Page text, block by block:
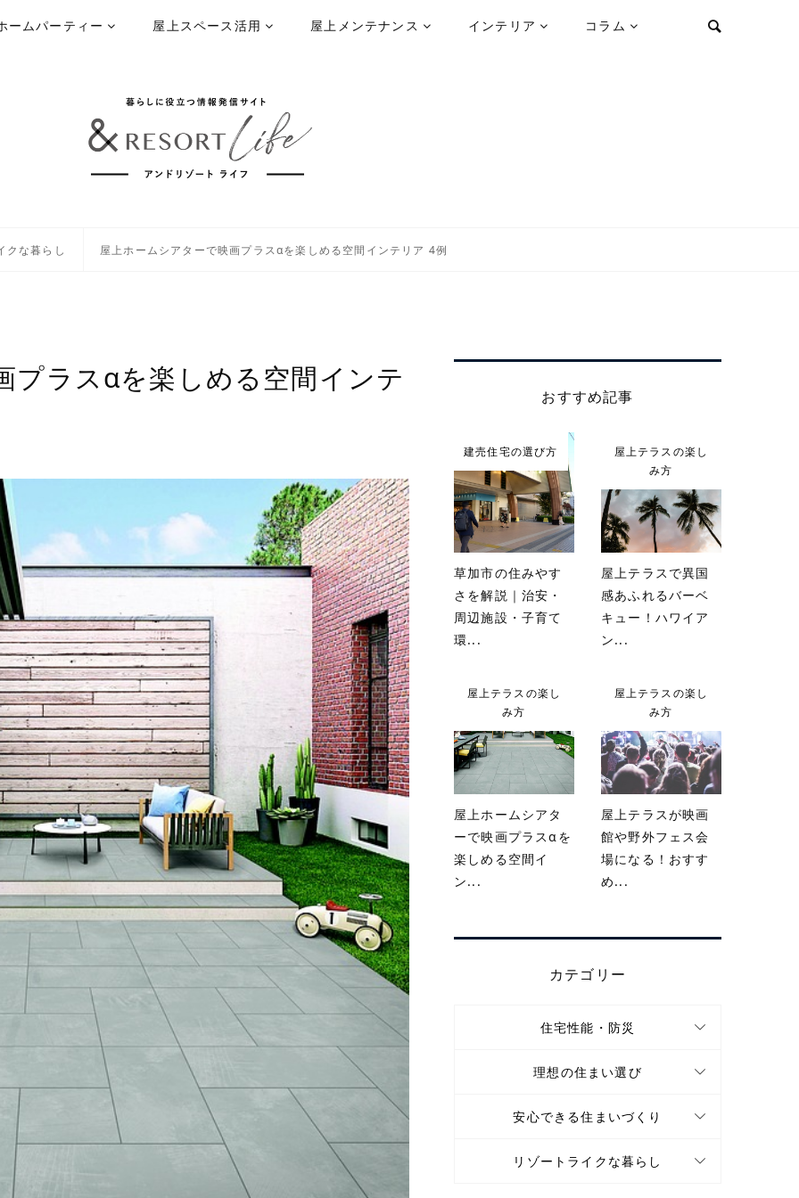
ームパーティー 屋上スペース活用 屋上メンテナンス インテリア コラム
クな暮らし 屋上ホームシアターで映画プラスαを楽しめる空間インテリア 4例
プラスαを楽しめる空間インテ
おすすめ記事
建売住宅の選び方
草加市の住みやす
さを解説｜治安・
周辺施設・子育て
環...
屋上テラスの楽し
み方
屋上テラスで異国
感あふれるバーベ
キュー！ハワイア
ン...
屋上テラスの楽し
み方
屋上ホームシアタ
ーで映画プラスαを
楽しめる空間イ
ン...
屋上テラスの楽し
み方
屋上テラスが映画
館や野外フェス会
場になる！おすす
め...
カテゴリー
住宅性能・防災
理想の住まい選び
安心できる住まいづくり
リゾートライクな暮らし